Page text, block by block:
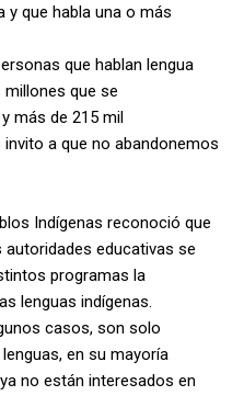
y que habla una o más
que hablan lengua
que se
más de 215 mil
a que no abandonemos
Indígenas reconoció que
educativas se
programas la
lenguas indígenas.
casos, son solo
en su mayoría
no están interesados en